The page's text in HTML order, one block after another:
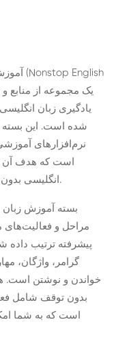
یادگیری زبان
شده است. این بسته
نرم‌افزارهای
است که هدف آن
انگلیسی بدون وقفه و به صورت سیستماتیک است.
مراحل و
پیشرفته ترتیب
گرامر، واژگان،
خواندن و نوشتن است.
بدون توقف شامل
است که به شما